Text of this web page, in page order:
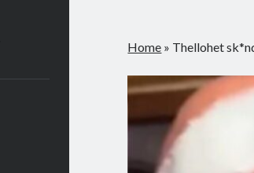
Home » Thellohet